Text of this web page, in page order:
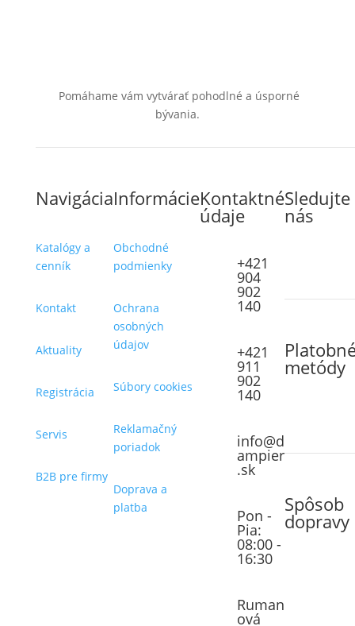
Pomáhame vám vytvárať pohodlné a úsporné
bývania.
Navigácia
Katalógy a
cenník
Kontakt
Aktuality
Registrácia
Servis
B2B pre firmy
Informácie
Obchodné
podmienky
Ochrana
osobných
údajov
Súbory cookies
Reklamačný
poriadok
Doprava a
platba
Kontaktné
údaje
+421
904
902
140
+421
911
902
140
info@d
ampier
.sk
Pon -
Pia:
08:00 -
16:30
Ruman
ová
Sledujte
nás
metódy
Spôsob
dopravy